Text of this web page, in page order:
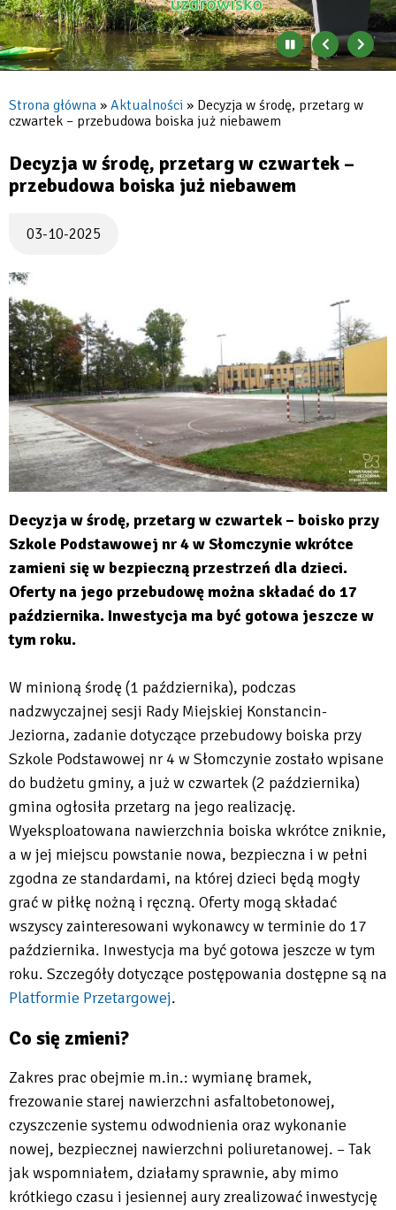
Konstancin-
Jeziorna
Zatrzymaj
automatyczne
się
banerów
Poprzedni
bannerbaner
Ścieżka
Strona główna Aktualności
Decyzja w środę, przetarg w
czwartek – przebudowa boiska już niebawem
Decyzja w środę, przetarg w czwartek –
przebudowa boiska już niebawem
03-10-2025
Decyzja w środę, przetarg w czwartek – boisko przy
Szkole Podstawowej nr 4 w Słomczynie wkrótce
zamieni się w bezpieczną przestrzeń dla dzieci.
Oferty na jego przebudowę można składać do 17
października. Inwestycja ma być gotowa jeszcze w
tym roku.
W minioną środę (1 października), podczas
nadzwyczajnej sesji Rady Miejskiej Konstancin-
Jeziorna, zadanie dotyczące przebudowy boiska przy
Szkole Podstawowej nr 4 w Słomczynie zostało wpisane
do budżetu gminy, a już w czwartek (2 października)
gmina ogłosiła przetarg na jego realizację.
Wyeksploatowana nawierzchnia boiska wkrótce zniknie,
a w jej miejscu powstanie nowa, bezpieczna i w pełni
zgodna ze standardami, na której dzieci będą mogły
grać w piłkę nożną i ręczną. Oferty mogą składać
wszyscy zainteresowani wykonawcy w terminie do 17
października. Inwestycja ma być gotowa jeszcze w tym
roku. Szczegóły dotyczące postępowania dostępne są na
Platformie Przetargowej
open
in
new
.
Co się zmieni?
Zakres prac obejmie m.in.: wymianę bramek,
frezowanie starej nawierzchni asfaltobetonowej,
czyszczenie systemu odwodnienia oraz wykonanie
nowej, bezpiecznej nawierzchni poliuretanowej. – Tak
jak wspomniałem, działamy sprawnie, aby mimo
krótkiego czasu i jesiennej aury zrealizować inwestycję